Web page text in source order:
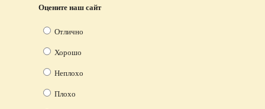
Оцените наш сайт
Отлично
Хорошо
Неплохо
Плохо